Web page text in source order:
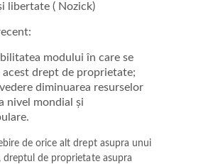
libertate ( Nozick)
modului în care se
acest drept de proprietate;
diminuarea resurselor
nivel mondial și
de orice alt drept asupra unui
dreptul de proprietate asupra